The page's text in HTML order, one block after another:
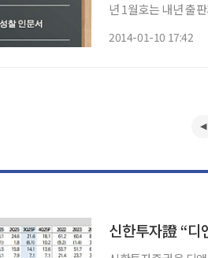
년 1월호는 내년 출
2014-01-10 17:42
신한투자證 “디